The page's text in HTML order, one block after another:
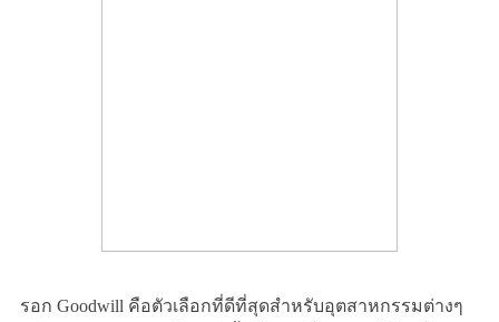
รอก Goodwill คือตัวเลือกที่ดีที่สุดสำหรับอุตสาหกรรมต่างๆ